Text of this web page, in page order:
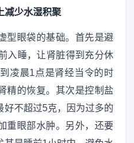
减少水湿积聚
型眼袋的基础。首先是避
入睡，让肾脏得到充分休
凌晨1点是肾经当令的时
精的恢复。其次是控制盐
好不超过5克，因为过多的
重眼部水肿。另外，还要